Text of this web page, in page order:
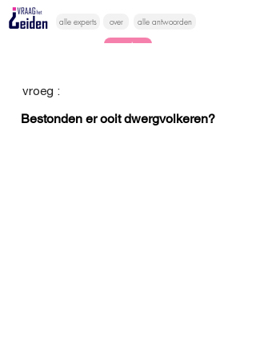
alle experts over alle antwoorden
vragen lessen
vroeg :
Bestonden er ooit dwergvolkeren?